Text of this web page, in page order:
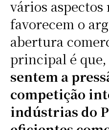
vários aspectos
favorecem o
abertura
principal é que,
sentem a
competição
indústrias do